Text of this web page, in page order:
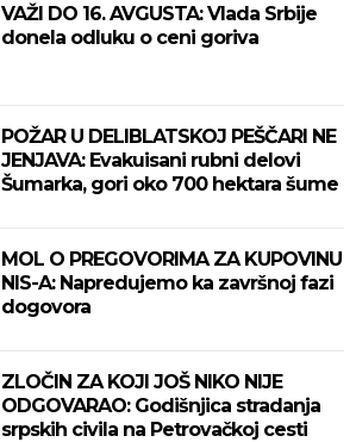
VAŽI DO 16. AVGUSTA: Vlada Srbije
donela odluku o ceni goriva
POŽAR U DELIBLATSKOJ PEŠČARI NE
JENJAVA: Evakuisani rubni delovi
Šumarka, gori oko 700 hektara šume
MOL O PREGOVORIMA ZA KUPOVINU
NIS-A: Napredujemo ka završnoj fazi
dogovora
ZLOČIN ZA KOJI JOŠ NIKO NIJE
ODGOVARAO: Godišnjica stradanja
srpskih civila na Petrovačkoj cesti